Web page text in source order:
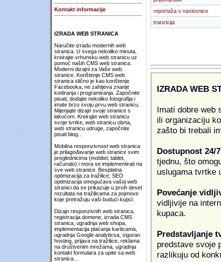
Kontakt informacije
IZRADA WEB STRANICA
Naručite izradu modernih web
stranica. U svega nekoliko minuta,
kreirajte vrhunsku web stranicu uz
pomoć naših CMS web stranica.
Moderni dizajni za Vaše web
stranice. Korištenje CMS web
stranica slično je kao korištenje
Facebooka, ne zahtjeva znanje
kodiranja i programiranja. Započnite
pisati, dodajte nekoliko fotografija i
imate brzo svoju prvu web stranicu.
Mijenjajte dizajn svoje stranice s
lakoćom. Kreirajte web stranicu
svoje tvrtke, web stranicu obrta,
web stranicu udruge, započnite
pisati blog...
Mobilna responzivnost web stranica
je prilagođavanje web stranice svim
preglednicima (mobitel, tablet,
računalo) i mora se implementirati na
sve web stranice. Besplatna
optimizacija za tražilice; SEO
optimizacija omogućava vašoj web
stranici da se prikazuje u prvih deset
rezultata na tražilicama za pojmove
koje pretražuju vaši budući kupci.
Dizajn responzivnih web stranica,
registracija domene, izrada CMS
stranica, ugradnja web shopa,
implementacija plaćanja karticama,
ugradnja Google analyticsa, siguran
hosting, prijava na tražilice, reklama
na društvenim mrežama, ugradnja
kontakt formulara za upite sa web
stranica...
reportaža s naslovnice
tranzicija
IZRADA WEB
Imati dobre web
ili organizaciju
zašto bi trebali
Dostupnost 24/7
tjednu, što
uslugama tvrtke
Povećanje
vidljivije na
kupaca.
Predstavljanje
predstave svoje
razlikuju od